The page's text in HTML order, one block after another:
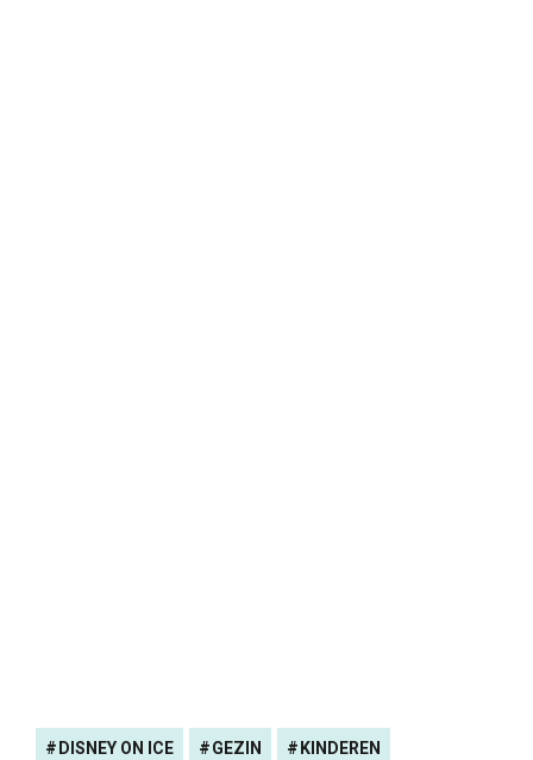
DISNEY ON ICE GEZIN KINDEREN